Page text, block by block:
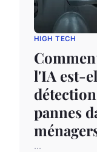
HIGH TECH
l'IA est-
pannes
...